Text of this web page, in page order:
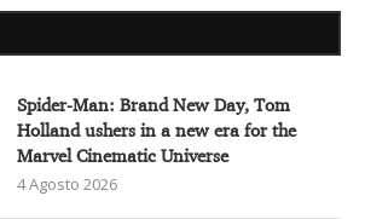
Spider-Man: Brand New Day, Tom
Holland ushers in a new era for the
Marvel Cinematic Universe
4 Agosto 2026